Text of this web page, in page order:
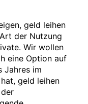
geld leihen
der Nutzung
Wir wollen
eine Option auf
Jahres im
geld leihen